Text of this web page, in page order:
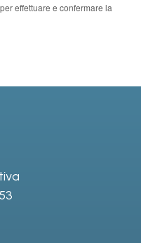
effettuare e confermare la